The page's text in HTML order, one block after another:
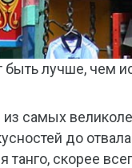
лучше, чем
самых
до
скорее